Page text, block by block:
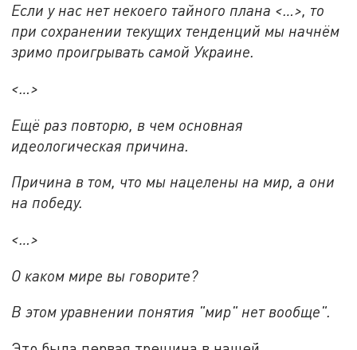
Если у нас нет некоего тайного плана <…>, то
при сохранении текущих тенденций мы начнём
зримо проигрывать самой Украине.
<…>
Ещё раз повторю, в чем основная
идеологическая причина.
Причина в том, что мы нацелены на мир, а они
на победу.
<…>
О каком мире вы говорите?
В этом уравнении понятия "мир" нет вообще".